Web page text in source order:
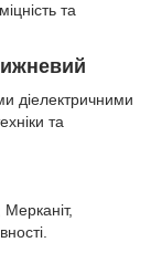
та
діелектричними
та
Мерканіт,